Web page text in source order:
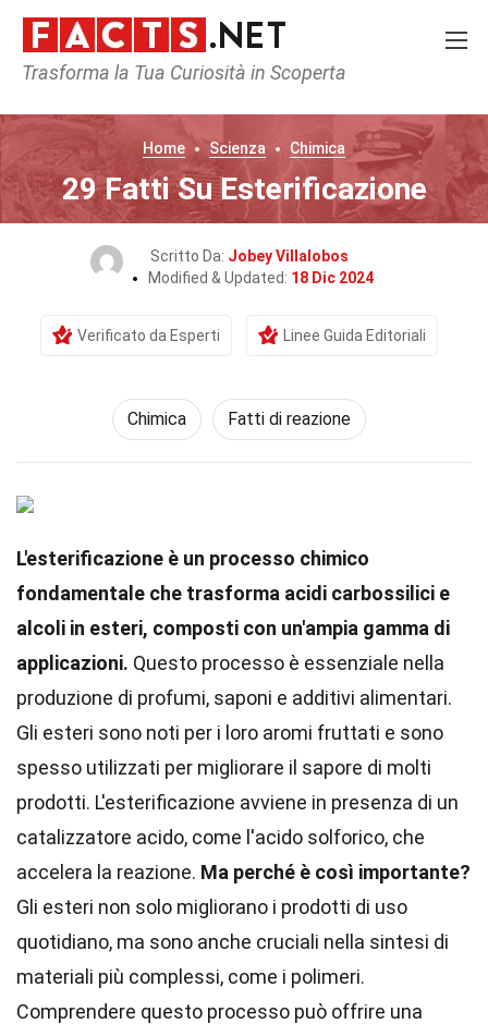
Trasforma la Tua Curiosità in Scoperta
Home Scienza Chimica
29 Fatti Su Esterificazione
Scritto Da: Jobey Villalobos
Modified & Updated: 18 Dic 2024
Verificato da Esperti Linee Guida Editoriali
Chimica Fatti di reazione
L'esterificazione è un processo chimico
fondamentale che trasforma acidi carbossilici e
alcoli in esteri, composti con un'ampia gamma di
applicazioni. Questo processo è essenziale nella
produzione di profumi, saponi e additivi alimentari.
Gli esteri sono noti per i loro aromi fruttati e sono
spesso utilizzati per migliorare il sapore di molti
prodotti. L'esterificazione avviene in presenza di un
catalizzatore acido, come l'acido solforico, che
accelera la reazione. Ma perché è così importante?
Gli esteri non solo migliorano i prodotti di uso
quotidiano, ma sono anche cruciali nella sintesi di
materiali più complessi, come i polimeri.
Comprendere questo processo può offrire una